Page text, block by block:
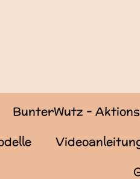
BunterWutz -